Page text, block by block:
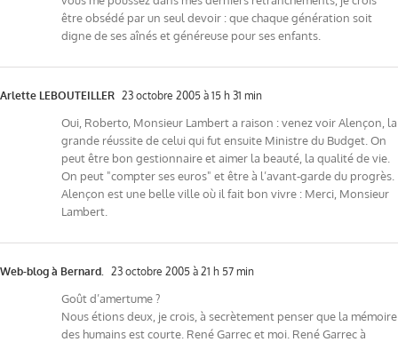
être obsédé par un seul devoir : que chaque génération soit
digne de ses aînés et généreuse pour ses enfants.
Arlette LEBOUTEILLER 23 octobre 2005 à 15 h 31 min
Oui, Roberto, Monsieur Lambert a raison : venez voir Alençon, la
grande réussite de celui qui fut ensuite Ministre du Budget. On
peut être bon gestionnaire et aimer la beauté, la qualité de vie.
On peut "compter ses euros" et être à l’avant-garde du progrès.
Alençon est une belle ville où il fait bon vivre : Merci, Monsieur
Lambert.
Web-blog à Bernard. 23 octobre 2005 à 21 h 57 min
Goût d’amertume ?
Nous étions deux, je crois, à secrètement penser que la mémoire
des humains est courte. René Garrec et moi. René Garrec à